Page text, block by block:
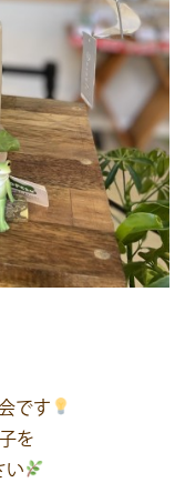
です
を
い